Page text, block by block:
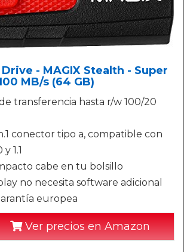
Drive - MAGIX Stealth - Super
MB/s (64 GB)
transferencia hasta r/w 100/20
conector tipo a, compatible con
1.1
cabe en tu bolsillo
no necesita software adicional
europea
Ver precios en Amazon